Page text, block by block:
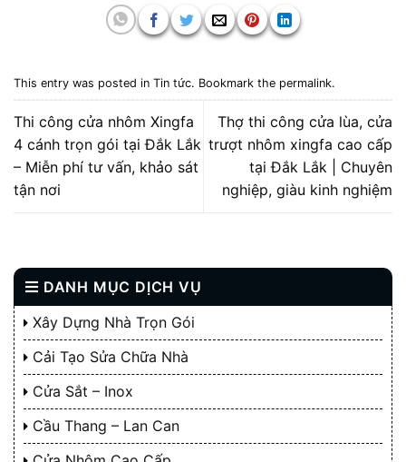
This entry was posted in Tin tức. Bookmark the permalink.
Thi công cửa nhôm Xingfa
4 cánh trọn gói tại Đắk Lắk
– Miễn phí tư vấn, khảo sát
tận nơi
Thợ thi công cửa lùa, cửa
trượt nhôm xingfa cao cấp
tại Đắk Lắk | Chuyên
nghiệp, giàu kinh nghiệm
DANH MỤC DỊCH VỤ
Xây Dựng Nhà Trọn Gói
Cải Tạo Sửa Chữa Nhà
Cửa Sắt – Inox
Cầu Thang – Lan Can